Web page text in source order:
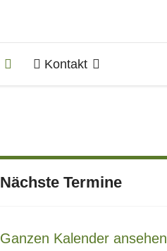
Kontakt
Nächste Termine
Ganzen Kalender ansehen